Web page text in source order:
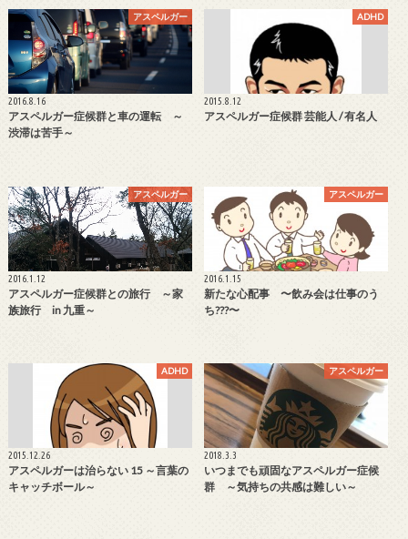
アスペルガー
2016.8.16
アスペルガー症候群と車の運転 ～
渋滞は苦手～
ADHD
2015.8.12
アスペルガー症候群 芸能人 / 有名人
アスペルガー
2016.1.12
アスペルガー症候群との旅行 ～家
族旅行 in 九重～
アスペルガー
2016.1.15
新たな心配事 〜飲み会は仕事のう
ち???〜
ADHD
2015.12.26
アスペルガーは治らない 15 ～言葉の
キャッチボール～
アスペルガー
2018.3.3
いつまでも頑固なアスペルガー症候
群 ～気持ちの共感は難しい～